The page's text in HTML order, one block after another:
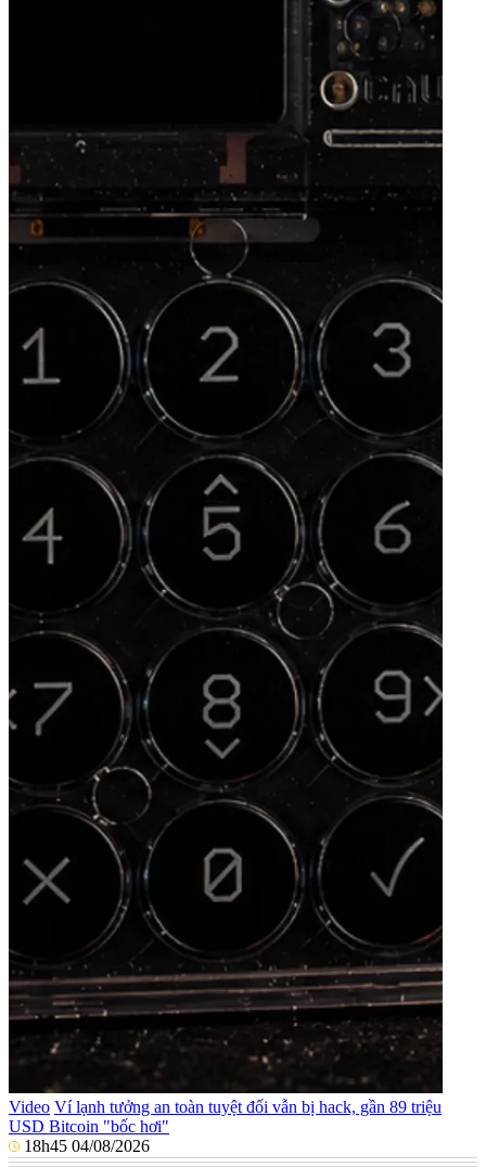
Video Ví lạnh tưởng an toàn tuyệt đối vẫn bị hack, gần 89 triệu
USD Bitcoin "bốc hơi"
18h45 04/08/2026